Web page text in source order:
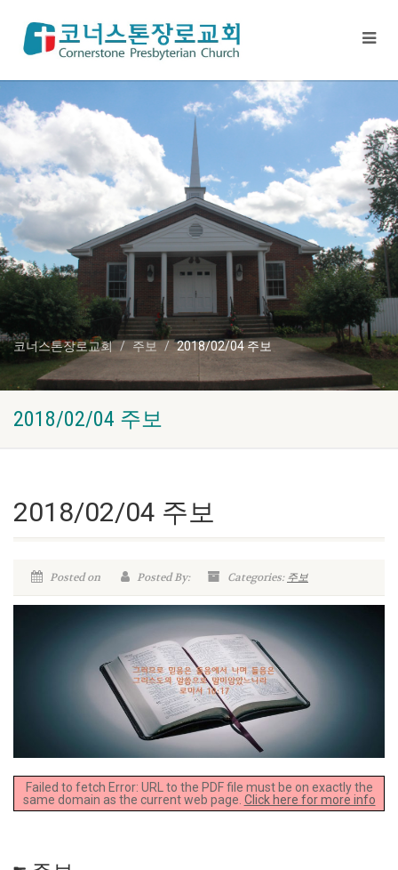
코너스톤장로교회 주보 2018/02/04 주보
2018/02/04 주보
2018/02/04 주보
Posted on Posted By: Categories:주보
Failed to fetch Error: URL to the PDF file must be on exactly the
same domain as the current web page. Click here for more info